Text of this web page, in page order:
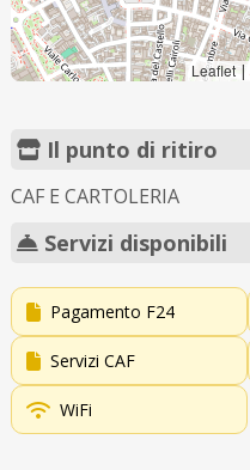
Leaflet |
Il punto di ritiro
CAF E CARTOLERIA
Servizi disponibili
Pagamento F24
Servizi CAF
WiFi